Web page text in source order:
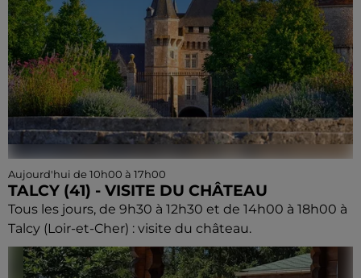
Aujourd'hui de 10h00 à 17h00
TALCY (41) - VISITE DU CHÂTEAU
Tous les jours, de 9h30 à 12h30 et de 14h00 à 18h00 à
Talcy (Loir-et-Cher) : visite du château.